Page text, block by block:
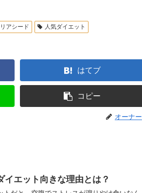
リアシード 人気ダイエット
はてブ
コピー
オーナー
イエット向きな理由とは？